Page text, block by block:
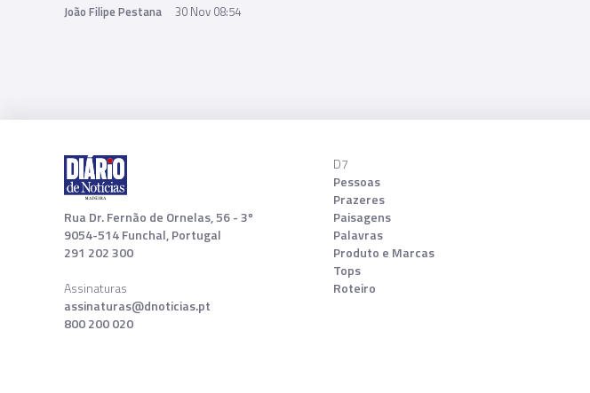
João Filipe Pestana 30 Nov 08:54
Rua Dr. Fernão de Ornelas, 56 - 3º
9054-514 Funchal, Portugal
291 202 300
Assinaturas
assinaturas@dnoticias.pt
800 200 020
D7
Pessoas
Prazeres
Paisagens
Palavras
Produto e Marcas
Tops
Roteiro